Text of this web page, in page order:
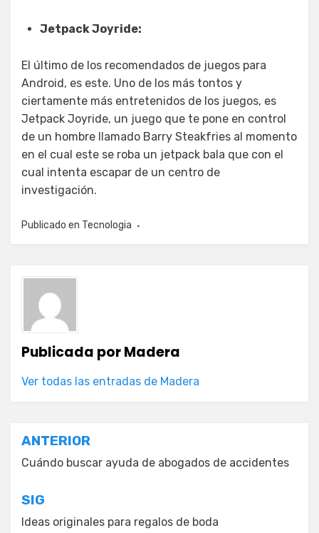
Jetpack Joyride:
El último de los recomendados de juegos para
Android, es este. Uno de los más tontos y
ciertamente más entretenidos de los juegos, es
Jetpack Joyride, un juego que te pone en control
de un hombre llamado Barry Steakfries al momento
en el cual este se roba un jetpack bala que con el
cual intenta escapar de un centro de
investigación.
Publicado en Tecnologia
Publicada porMadera
Ver todas las entradas de Madera
Navegación
de
entradas
ANTERIOR
Cuándo buscar ayuda de abogados de accidentes
SIG
Ideas originales para regalos de boda